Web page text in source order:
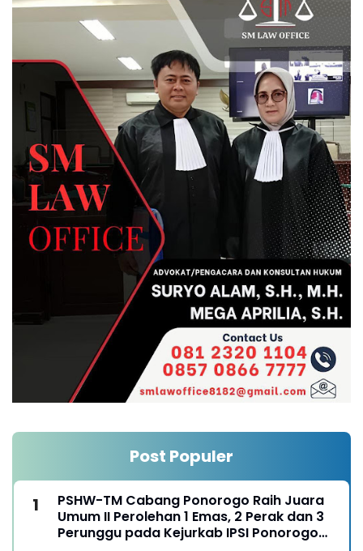
Post Populer
PSHW-TM Cabang Ponorogo Raih Juara
Umum II Perolehan 1 Emas, 2 Perak dan 3
Perunggu pada Kejurkab IPSI Ponorogo